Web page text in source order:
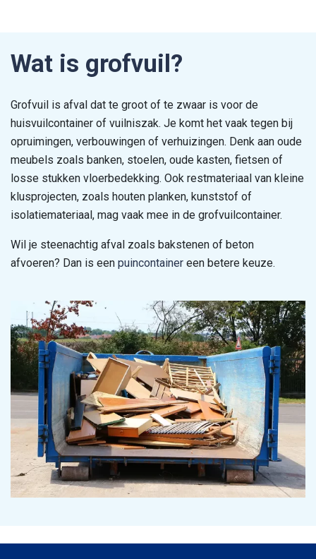
Grofvuil container 15 m 3
600 × 250 × 100 cm(LxBxH)
€ 1.029,-incl. btw
Bestel container
Grofvuil container 30 m3
650 × 250 × 185 cm(LxBxH)
Wat is grofvuil?
Grofvuil is afval dat te groot of te zwaar is voor de
huisvuilcontainer of vuilniszak. Je komt het vaak tegen bij
opruimingen, verbouwingen of verhuizingen. Denk aan oude
meubels zoals banken, stoelen, oude kasten, fietsen of
losse stukken vloerbedekking. Ook restmateriaal van kleine
klusprojecten, zoals houten planken, kunststof of
isolatiemateriaal, mag vaak mee in de grofvuilcontainer.
Wil je steenachtig afval zoals bakstenen of beton
afvoeren? Dan is een puincontainer een betere keuze.